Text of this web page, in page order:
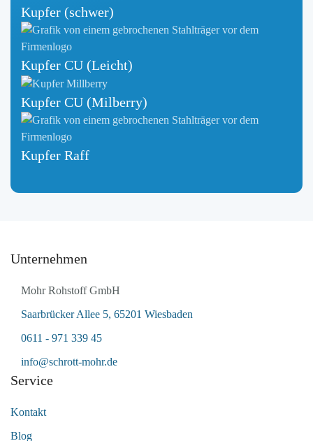
Kupfer (schwer)
Kupfer CU (Leicht)
Kupfer CU (Milberry)
Kupfer Raff
Unternehmen
Mohr Rohstoff GmbH
Saarbrücker Allee 5, 65201 Wiesbaden
0611 - 971 339 45
info@schrott-mohr.de
Service
Kontakt
Blog